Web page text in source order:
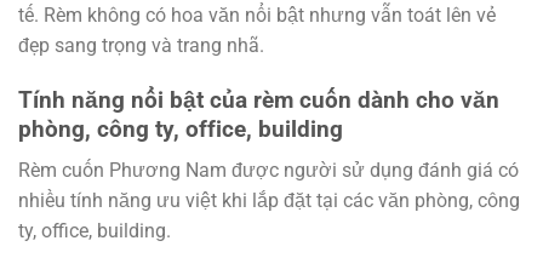
tế. Rèm không có hoa văn nổi bật nhưng vẫn toát lên vẻ
đẹp sang trọng và trang nhã.
Tính năng nổi bật của rèm cuốn dành cho văn
phòng, công ty, office, building
Rèm cuốn Phương Nam được người sử dụng đánh giá có
nhiều tính năng ưu việt khi lắp đặt tại các văn phòng, công
ty, office, building.